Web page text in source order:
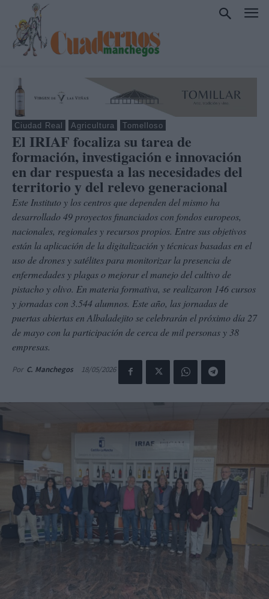
Ciudad Real Agricultura Tomelloso
El IRIAF focaliza su tarea de
formación, investigación e innovación
en dar respuesta a las necesidades del
territorio y del relevo generacional
Este Instituto y los centros que dependen del mismo ha
desarrollado 49 proyectos financiados con fondos europeos,
nacionales, regionales y recursos propios. Entre sus objetivos
están la aplicación de la digitalización y técnicas basadas en el
uso de drones y satélites para monitorizar la presencia de
enfermedades y plagas o mejorar el manejo del cultivo de
pistacho y olivo. En materia formativa, se realizaron 146 cursos
y jornadas con 3.544 alumnos. Este año, las jornadas de
puertas abiertas en Albaladejito se celebrarán el próximo día 27
de mayo con la participación de cerca de mil personas y 38
empresas.
Por C. Manchegos 18/05/2026